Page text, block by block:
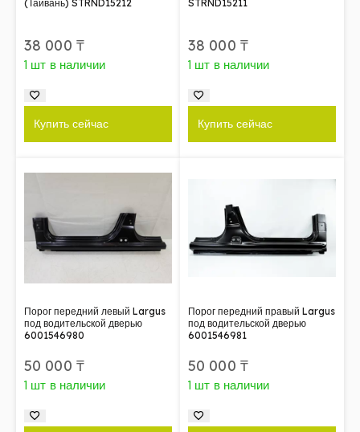
(Тайвань) STRND15212
38 000 ₸
1 шт в наличии
Купить сейчас
STRND15211
38 000 ₸
1 шт в наличии
Купить сейчас
Порог передний левый Largus
под водительской дверью
6001546980
50 000 ₸
1 шт в наличии
Порог передний правый Largus
под водительской дверью
6001546981
50 000 ₸
1 шт в наличии